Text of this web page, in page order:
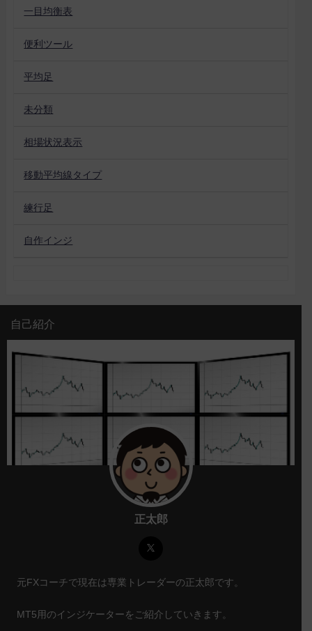
一目均衡表
便利ツール
平均足
未分類
相場状況表示
移動平均線タイプ
練行足
自作インジ
自己紹介
正太郎
元FXコーチで現在は専業トレーダーの正太郎です。
MT5用のインジケーターをご紹介していきます。